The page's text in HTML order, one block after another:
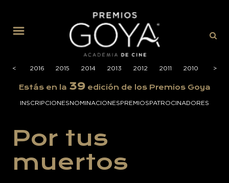
<
<
2017 2016 2015 2014 2013 2012 2011 2010 2009
>
>
Estás en la 39edición de los Premios Goya
INSCRIPCIONESNOMINACIONESPREMIOSPATROCINADORES
Por tus
muertos